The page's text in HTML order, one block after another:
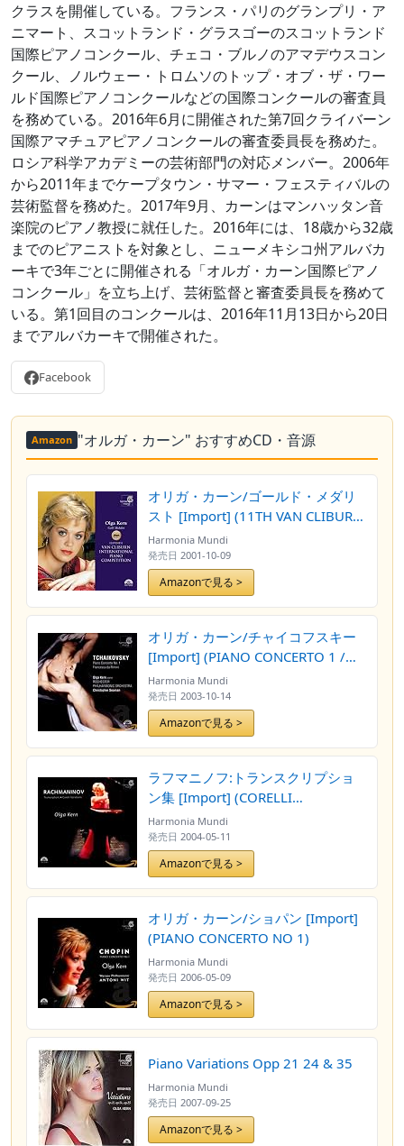
クラスを開催している。フランス・パリのグランプリ・ア
ニマート、スコットランド・グラスゴーのスコットランド
国際ピアノコンクール、チェコ・ブルノのアマデウスコン
クール、ノルウェー・トロムソのトップ・オブ・ザ・ワー
ルド国際ピアノコンクールなどの国際コンクールの審査員
を務めている。2016年6月に開催された第7回クライバーン
国際アマチュアピアノコンクールの審査委員長を務めた。
ロシア科学アカデミーの芸術部門の対応メンバー。2006年
から2011年までケープタウン・サマー・フェスティバルの
芸術監督を務めた。2017年9月、カーンはマンハッタン音
楽院のピアノ教授に就任した。2016年には、18歳から32歳
までのピアニストを対象とし、ニューメキシコ州アルバカ
ーキで3年ごとに開催される「オルガ・カーン国際ピアノ
コンクール」を立ち上げ、芸術監督と審査委員長を務めて
いる。第1回目のコンクールは、2016年11月13日から20日
までアルバカーキで開催された。
Facebook
Amazon "オルガ・カーン" おすすめCD・音源
オリガ・カーン/ゴールド・メダリ
スト [Import] (11TH VAN CLIBURN
INT'L PIANO COMPETITION
1|11TH VAN CLIBURN INT'L
PIANO COMPETITION 1)
Harmonia Mundi
発売日 2001-10-09
Amazonで見る >
オリガ・カーン/チャイコフスキー
[Import] (PIANO CONCERTO 1 /
FRANCESCA DA RIMINI|PIANO
CONCERTO 1 / FRANCESCA DA
RIMINI)
Harmonia Mundi
発売日 2003-10-14
Amazonで見る >
ラフマニノフ:トランスクリプショ
ン集 [Import] (CORELLI
VARIATIONS
TRANSCRIPTIONS|CORELLI
VARIATIONS TRANSCRIPTIONS)
Harmonia Mundi
発売日 2004-05-11
Amazonで見る >
オリガ・カーン/ショパン [Import]
(PIANO CONCERTO NO 1)
Harmonia Mundi
発売日 2006-05-09
Amazonで見る >
Piano Variations Opp 21 24 & 35
Harmonia Mundi
発売日 2007-09-25
Amazonで見る >